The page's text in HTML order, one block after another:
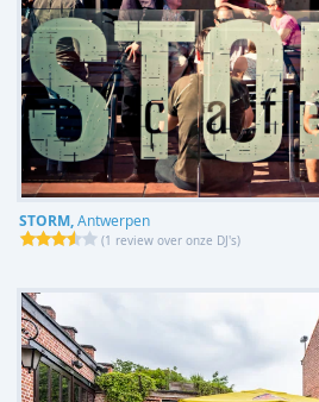
STORM,Antwerpen
(1 review over onze DJ's)